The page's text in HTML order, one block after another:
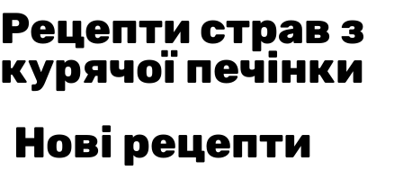
Рецепти страв з
курячої печінки
Нові рецепти